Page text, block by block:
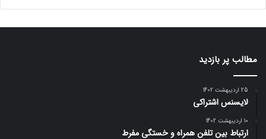
مطالب پر بازدید
25 اردیبهشت 1402
لایسنس اشتراکی
10 اردیبهشت 1402
ارتباط بین تلفن همراه و خستگی مفرط